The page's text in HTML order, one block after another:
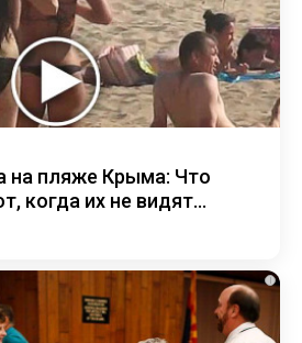
на пляже Крыма: Что
когда их не видят...
i